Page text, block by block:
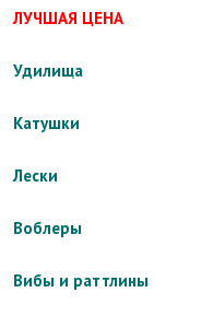
ЛУЧШАЯ ЦЕНА
Удилища
Катушки
Лески
Воблеры
Вибы и раттлины